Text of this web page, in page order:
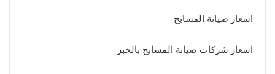
اسعار صيانة المسابح
اسعار شركات صيانة المسابح بالخبر